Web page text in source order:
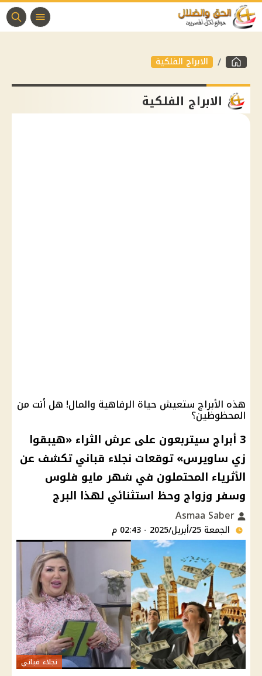
الابراج الفلكية
الابراج الفلكية
هذه الأبراج ستعيش حياة الرفاهية والمال! هل أنت من
المحظوظين؟
3 أبراج سيتربعون على عرش الثراء «هيبقوا
زي ساويرس» توقعات نجلاء قباني تكشف عن
الأثرياء المحتملون في شهر مايو فلوس
وسفر وزواج وحظ استثنائي لهذا البرج
الجمعة 25/أبريل/2025 - 02:43 م
نجلاء قباني